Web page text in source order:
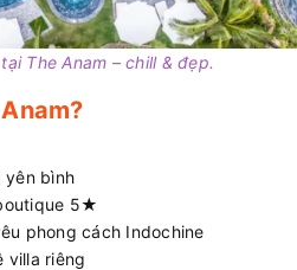
The Anam – chill & đẹp.
yên bình
5★
phong cách Indochine
villa riêng